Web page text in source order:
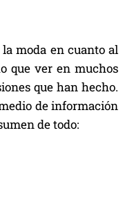
moda en cuanto al
que ver en muchos
que han hecho.
de información
de todo: